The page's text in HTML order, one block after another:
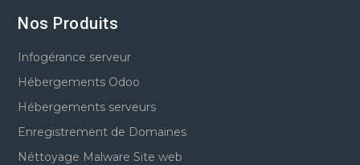
Nos Produits
Infogérance serveur
Hébergements Odoo
Hébergements serveurs
Enregistrement de Domaines
Néttoyage Malware Site web